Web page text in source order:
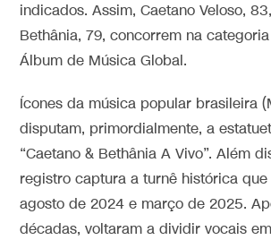
indicados. Assim, Caetano Veloso,
Bethânia, 79, concorrem na
Álbum de Música Global.
Ícones da música popular brasileira
disputam, primordialmente, a
“Caetano & Bethânia A Vivo”. Além
registro captura a turnê histórica
agosto de 2024 e março de 2025.
décadas, voltaram a dividir vocais